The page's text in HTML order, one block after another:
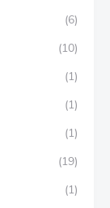
(6)
(10)
(1)
(1)
(1)
(19)
(1)